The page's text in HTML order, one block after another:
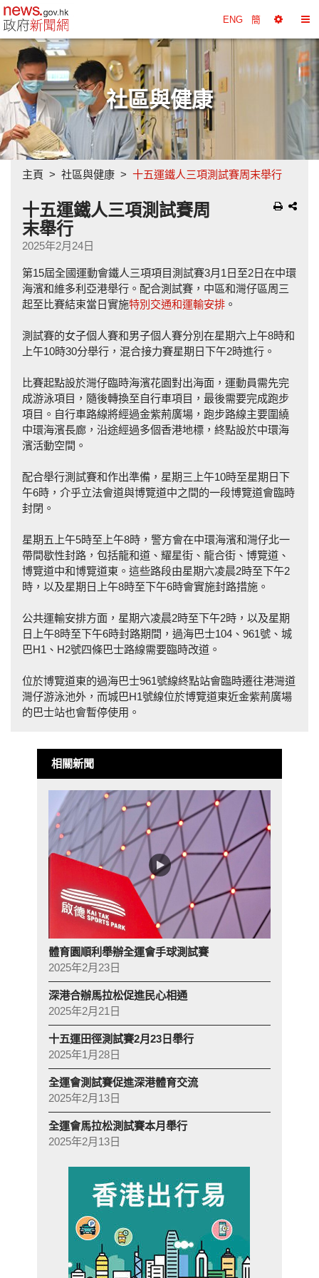
政府新聞網主頁 ENG 簡
擇
換
目
錄
社區與健康
主頁 社區與健康 十五運鐵人三項測試賽周末舉行
十五運鐵人三項測試賽周
末舉行
2025年2月24日
第15屆全國運動會鐵人三項項目測試賽3月1日至2日在中環
海濱和維多利亞港舉行。配合測試賽，中區和灣仔區周三
起至比賽結束當日實施特別交通和運輸安排 。
測試賽的女子個人賽和男子個人賽分別在星期六上午8時和
上午10時30分舉行，混合接力賽星期日下午2時進行。
比賽起點設於灣仔臨時海濱花園對出海面，運動員需先完
成游泳項目，隨後轉換至自行車項目，最後需要完成跑步
項目。自行車路線將經過金紫荊廣場，跑步路線主要圍繞
中環海濱長廊，沿途經過多個香港地標，終點設於中環海
濱活動空間。
配合舉行測試賽和作出準備，星期三上午10時至星期日下
午6時，介乎立法會道與博覽道中之間的一段博覽道會臨時
封閉。
星期五上午5時至上午8時，警方會在中環海濱和灣仔北一
帶間歇性封路，包括龍和道、耀星街、龍合街、博覽道、
博覽道中和博覽道東。這些路段由星期六凌晨2時至下午2
時，以及星期日上午8時至下午6時會實施封路措施。
公共運輸安排方面，星期六凌晨2時至下午2時，以及星期
日上午8時至下午6時封路期間，過海巴士104、961號、城
巴H1、H2號四條巴士路線需要臨時改道。
位於博覽道東的過海巴士961號線終點站會臨時遷往港灣道
灣仔游泳池外，而城巴H1號線位於博覽道東近金紫荊廣場
的巴士站也會暫停使用。
相關新聞
體育園順利舉辦全運會手球測試賽
2025年2月23日
深港合辦馬拉松促進民心相通
2025年2月21日
十五運田徑測試賽2月23日舉行
2025年1月28日
全運會測試賽促進深港體育交流
2025年2月13日
全運會馬拉松測試賽本月舉行
2025年2月13日